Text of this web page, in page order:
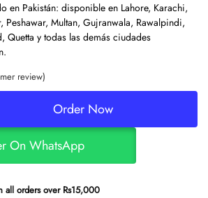
en Pakistán: disponible en Lahore, Karachi,
Peshawar, Multan, Gujranwala, Rawalpindi,
Quetta y todas las demás ciudades
review)
Order Now
On WhatsApp
all orders over Rs15,000